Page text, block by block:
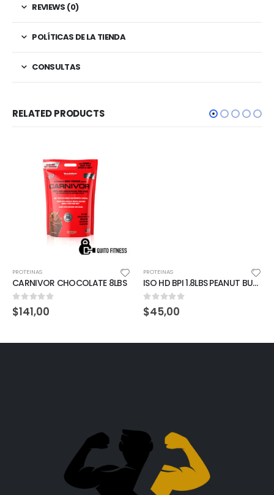
REVIEWS (0)
POLÍTICAS DE LA TIENDA
CONSULTAS
RELATED PRODUCTS
PROTEINAS
CARNIVOR CHOCOLATE 8LBS
0out of 5
$141,00
PROTEINAS
ISO HD BPI 1.8LBS PEANUT BUTTER CANDY BAR
0out of 5
$45,00